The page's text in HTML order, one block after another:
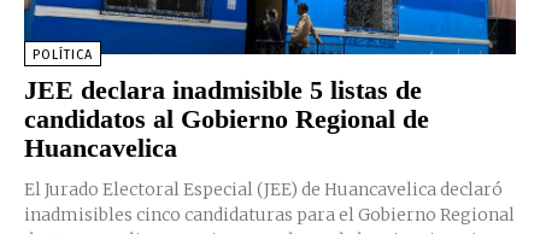
POLÍTICA
JEE declara inadmisible 5 listas de
candidatos al Gobierno Regional de
Huancavelica
El Jurado Electoral Especial (JEE) de Huancavelica declaró
inadmisibles cinco candidaturas para el Gobierno Regional